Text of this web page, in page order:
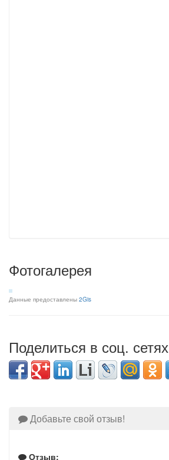
Фотогалерея
Данные предоставлены 2Gis
Поделиться в соц. сетях
Добавьте свой отзыв!
Отзыв: